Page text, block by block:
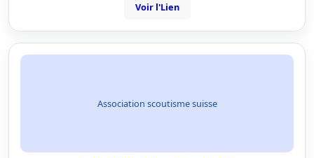
Voir l'Lien
Association scoutisme suisse